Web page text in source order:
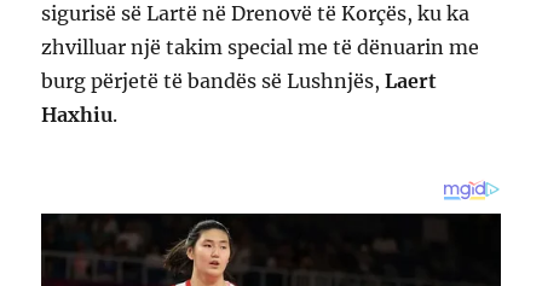
sigurisë së Lartë në Drenovë të Korçës, ku ka
zhvilluar një takim special me të dënuarin me
burg përjetë të bandës së Lushnjës,Laert
Haxhiu.